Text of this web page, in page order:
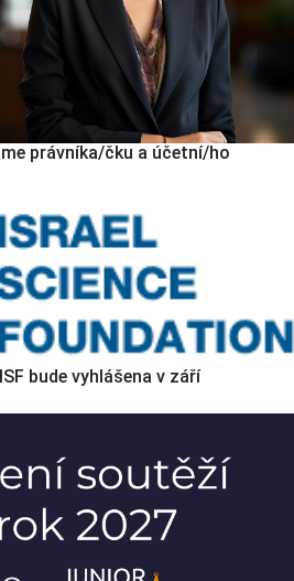
právníka/čku a účetní/ho
bude vyhlášena v září